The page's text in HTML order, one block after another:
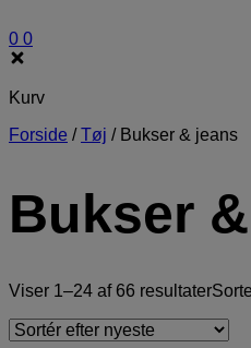
0 0
Kurv
Forside /Tøj / Bukser & jeans
Bukser
Viser 1–24 af 66 resultater